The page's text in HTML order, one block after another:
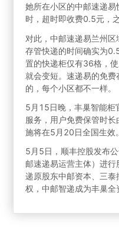
她所在小区的中邮速递
时，超时即收费0.5元，
对此，中邮速递易兰州
存管快递的时间确实为
置的快递柜仅有36格，
就会变短。速递易的免
的，每个小区都不一样。
5月15日晚，丰巢智能柜
服务，用户免费保管时
施将在5月20日全国生效。
5月5日，顺丰控股发布
邮速递易运营主体）进
递原股东中邮资本、三
权，中邮智递成为丰巢全